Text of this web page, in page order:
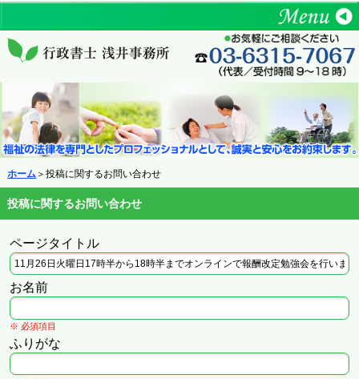
ホーム ＞投稿に関するお問い合わせ
投稿に関するお問い合わせ
ページタイトル
お名前
※ 必須項目
ふりがな